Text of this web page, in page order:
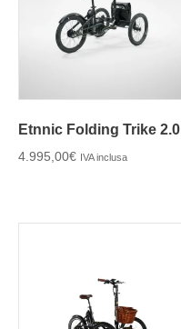
Etnnic Folding Trike 2.0
4.995,00€ IVA inclusa